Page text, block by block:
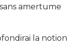
amertume
la notion